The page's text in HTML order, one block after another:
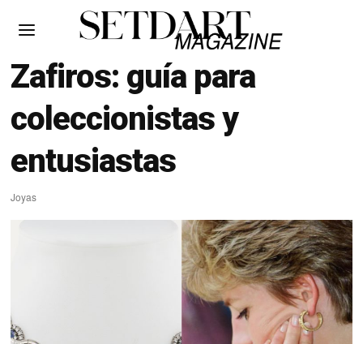
Zafiros: guía para
coleccionistas y
entusiastas
Joyas